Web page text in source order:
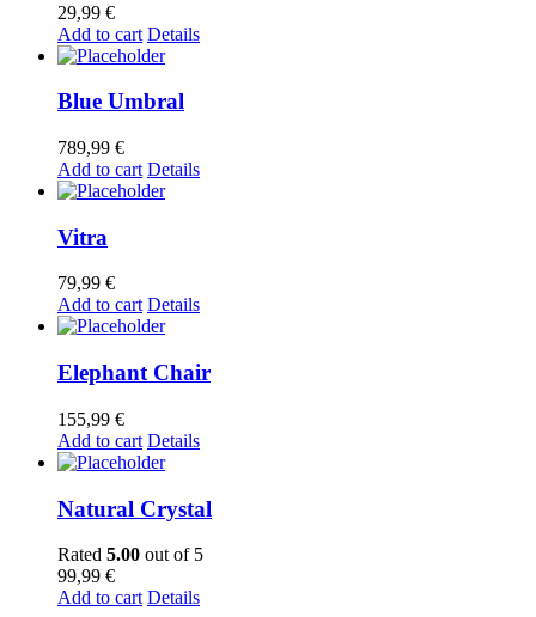
29,99 €
Add to cart Details
Blue Umbral
789,99 €
Add to cart Details
Vitra
79,99 €
Add to cart Details
Elephant Chair
155,99 €
Add to cart Details
Natural Crystal
Rated 5.00 out of 5
99,99 €
Add to cart Details